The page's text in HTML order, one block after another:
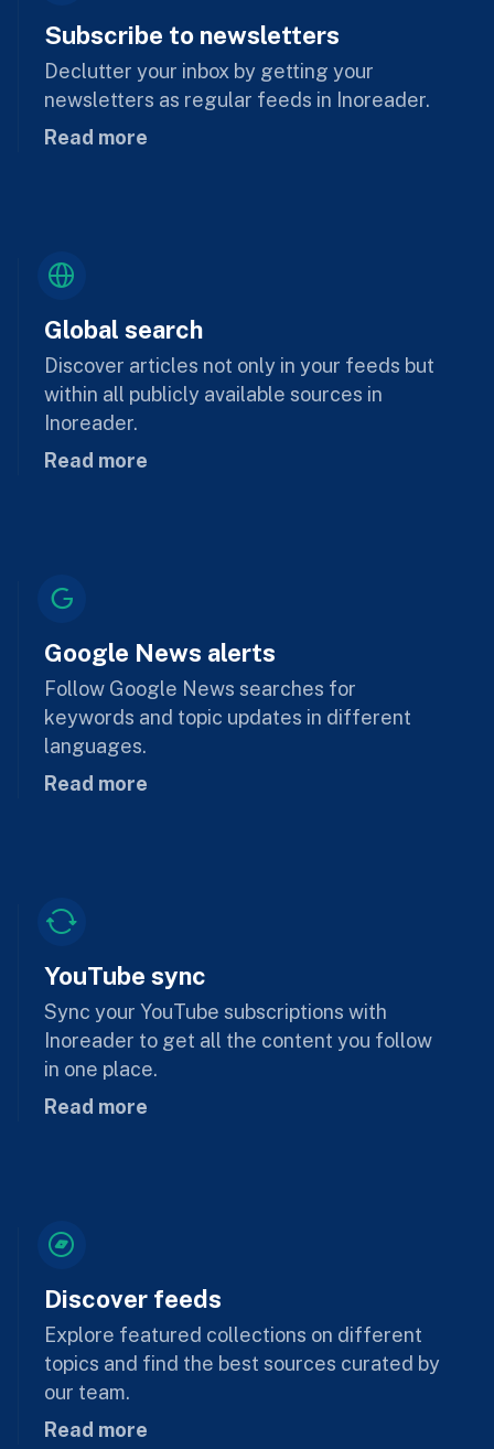
Subscribe to newsletters
Declutter your inbox by getting your
newsletters as regular feeds in Inoreader.
Read more
Global search
Discover articles not only in your feeds but
within all publicly available sources in
Inoreader.
Read more
Google News alerts
Follow Google News searches for
keywords and topic updates in different
languages.
Read more
YouTube sync
Sync your YouTube subscriptions with
Inoreader to get all the content you follow
in one place.
Read more
Discover feeds
Explore featured collections on different
topics and find the best sources curated by
our team.
Read more